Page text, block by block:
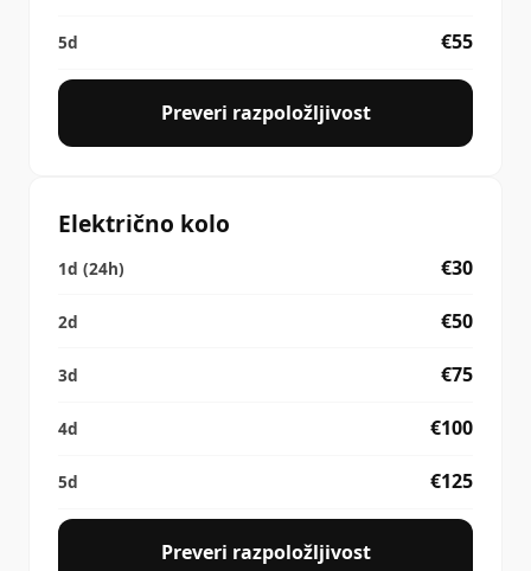
€55
Preveri razpoložljivost
Električno kolo
€30
€50
€75
€100
€125
Preveri razpoložljivost